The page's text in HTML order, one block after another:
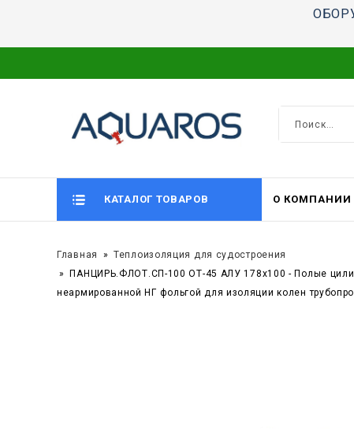
КАТАЛОГ ТОВАРОВ О КОМПАНИИ
Главная
Теплоизоляция для судостроения
ПАНЦИРЬ.ФЛОТ.СП-100 ОТ-45 АЛУ 178x100 - Полые
неармированной НГ фольгой для изоляции колен